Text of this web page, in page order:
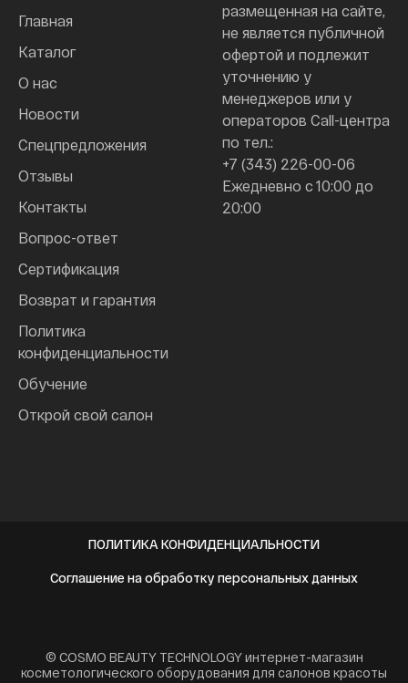
Главная
Каталог
О нас
Новости
Спецпредложения
Отзывы
Контакты
Вопрос-ответ
Сертификация
Возврат и гарантия
Политика
конфиденциальности
Обучение
Открой свой салон
размещенная на сайте,
не является публичной
офертой и подлежит
уточнению у
менеджеров или у
операторов Call-центра
по тел.:
+7 (343) 226-00-06
Ежедневно с 10:00 до
20:00
ПОЛИТИКА КОНФИДЕНЦИАЛЬНОСТИ
Соглашение на обработку персональных данных
© COSMO BEAUTY TECHNOLOGY интернет-магазин
косметологического оборудования для салонов красоты